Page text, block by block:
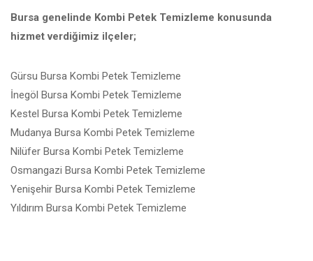
Bursa genelinde Kombi Petek Temizleme konusunda
hizmet verdiğimiz ilçeler;
Gürsu Bursa Kombi Petek Temizleme
İnegöl Bursa Kombi Petek Temizleme
Kestel Bursa Kombi Petek Temizleme
Mudanya Bursa Kombi Petek Temizleme
Nilüfer Bursa Kombi Petek Temizleme
Osmangazi Bursa Kombi Petek Temizleme
Yenişehir Bursa Kombi Petek Temizleme
Yıldırım Bursa Kombi Petek Temizleme